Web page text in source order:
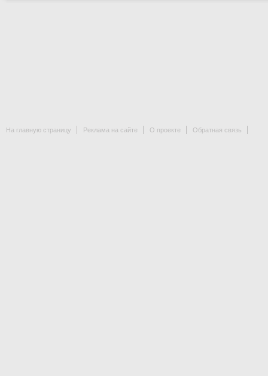
На главную страницу Реклама на сайте О проекте Обратная связь